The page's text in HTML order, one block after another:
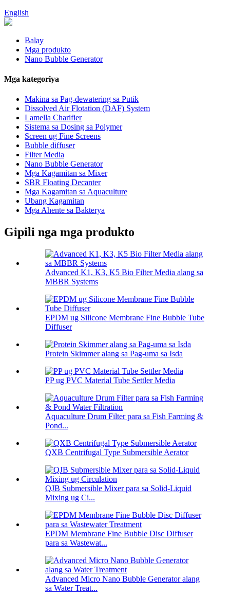
English
Balay
Mga produkto
Nano Bubble Generator
Mga kategoriya
Makina sa Pag-dewatering sa Putik
Dissolved Air Flotation (DAF) System
Lamella Charifier
Sistema sa Dosing sa Polymer
Screen ug Fine Screens
Bubble diffuser
Filter Media
Nano Bubble Generator
Mga Kagamitan sa Mixer
SBR Floating Decanter
Mga Kagamitan sa Aquaculture
Ubang Kagamitan
Mga Ahente sa Bakterya
Gipili nga mga produkto
Advanced K1, K3, K5 Bio Filter Media alang sa
MBBR Systems
EPDM ug Silicone Membrane Fine Bubble Tube
Diffuser
Protein Skimmer alang sa Pag-uma sa Isda
PP ug PVC Material Tube Settler Media
Aquaculture Drum Filter para sa Fish Farming &
Pond...
QXB Centrifugal Type Submersible Aerator
QJB Submersible Mixer para sa Solid-Liquid
Mixing ug Ci...
EPDM Membrane Fine Bubble Disc Diffuser
para sa Wastewat...
Advanced Micro Nano Bubble Generator alang
sa Water Treat...